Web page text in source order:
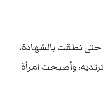
حتى نطقت بالشهادة،
وأصبحت امرأة